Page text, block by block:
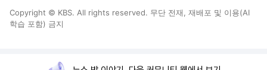
Copyright © KBS. All rights reserved. 무단 전재, 재배포 및 이용(AI
학습 포함) 금지